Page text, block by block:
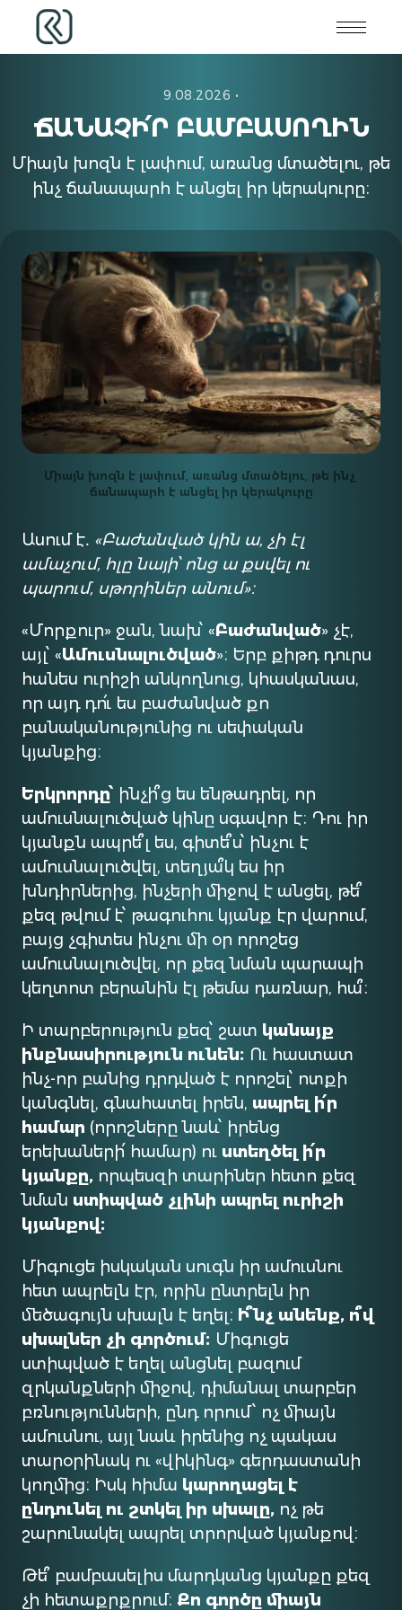
9.08.2026 •
ՃԱՆԱՉԻ՛Ր ԲԱՄԲԱՍՈՂԻՆ
Միայն խոզն է լափում, առանց մտածելու, թե
ինչ ճանապարհ է անցել իր կերակուրը։
Միայն խոզն է լափում, առանց մտածելու, թե ինչ
ճանապարհ է անցել իր կերակուրը
Ասում է․ «Բաժանված կին ա, չի էլ
ամաչում, հլը նայի՝ ոնց ա քսվել ու
պարում, սթորիներ անում»։
«Մորքուր» ջան, նախ՝ «Բաժանված» չէ,
այլ՝ «Ամուսնալուծված»։ Երբ քիթդ դուրս
հանես ուրիշի անկողնուց, կհասկանաս,
որ այդ դո՛ւ ես բաժանված քո
բանականությունից ու սեփական
կյանքից։
Երկրորդը՝ ինչի՞ց ես ենթադրել, որ
ամուսնալուծված կինը սգավոր է։ Դու իր
կյանքն ապրե՞լ ես, գիտե՞ս՝ ինչու է
ամուսնալուծվել, տեղյա՞կ ես իր
խնդիրներից, ինչերի միջով է անցել, թե՞
քեզ թվում է՝ թագուհու կյանք էր վարում,
բայց չգիտես ինչու մի օր որոշեց
ամուսնալուծվել, որ քեզ նման պարապի
կեղտոտ բերանին էլ թեմա դառնար, հա՞։
Ի տարբերություն քեզ՝ շատ կանայք
ինքնասիրություն ունեն։ Ու հաստատ
ինչ-որ բանից դրդված է որոշել՝ ոտքի
կանգնել, գնահատել իրեն, ապրել ի՛ր
համար (որոշները նաև՝ իրենց
երեխաների՛ համար) ու ստեղծել ի՛ր
կյանքը, որպեսզի տարիներ հետո քեզ
նման ստիպված չլինի ապրել ուրիշի
կյանքով։
Միգուցե իսկական սուգն իր ամուսնու
հետ ապրելն էր, որին ընտրելն իր
մեծագույն սխալն է եղել։ Ի՞նչ անենք, ո՞վ
սխալներ չի գործում։ Միգուցե
ստիպված է եղել անցնել բազում
զրկանքների միջով, դիմանալ տարբեր
բռնությունների, ընդ որում՝ ոչ միայն
ամուսնու, այլ նաև իրենից ոչ պակաս
տարօրինակ ու «վիկինգ» գերդաստանի
կողմից։ Իսկ հիմա կարողացել է
ընդունել ու շտկել իր սխալը, ոչ թե
շարունակել ապրել տրորված կյանքով։
Թե՞ բամբասելիս մարդկանց կյանքը քեզ
չի հետաքրքրում։ Քո գործը միայն